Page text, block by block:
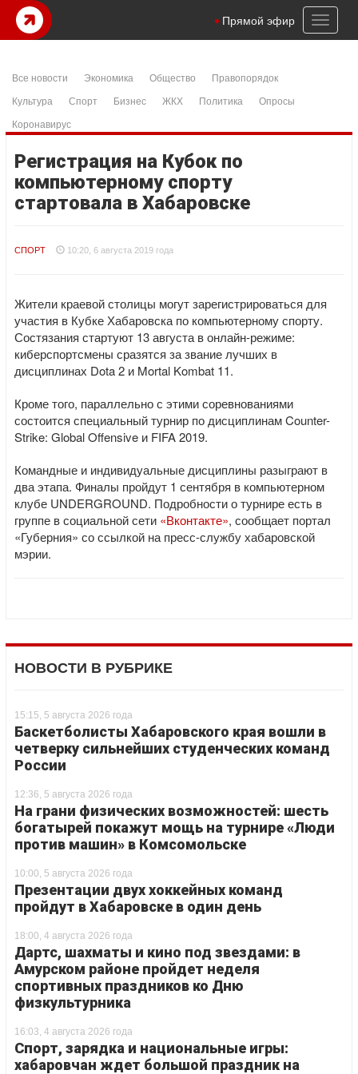
Toggle
Прямой эфир
Все новости Экономика Общество
Правопорядок
Культура
Спорт Бизнес ЖКХ Политика
Опросы
Коронавирус
Регистрация на Кубок по
компьютерному спорту
стартовала в Хабаровске
СПОРТ 10:20, 6 августа 2019 года
Жители краевой столицы могут зарегистрироваться для
участия в Кубке Хабаровска по компьютерному спорту.
Состязания стартуют 13 августа в онлайн-режиме:
киберспортсмены сразятся за звание лучших в
дисциплинах Dota 2 и Mortal Kombat 11.
Кроме того, параллельно с этими соревнованиями
состоится специальный турнир по дисциплинам Counter-
Strike: Global Offensive и FIFA 2019.
Командные и индивидуальные дисциплины разыграют в
два этапа. Финалы пройдут 1 сентября в компьютерном
клубе UNDERGROUND. Подробности о турнире есть в
группе в социальной сети «Вконтакте», сообщает портал
«Губерния» со ссылкой на пресс-службу хабаровской
мэрии.
НОВОСТИ В РУБРИКЕ
15:15, 5 августа 2026 года
Баскетболисты Хабаровского края вошли в
четверку сильнейших студенческих команд
России
12:36, 5 августа 2026 года
На грани физических возможностей: шесть
богатырей покажут мощь на турнире «Люди
против машин» в Комсомольске
10:00, 5 августа 2026 года
Презентации двух хоккейных команд
пройдут в Хабаровске в один день
18:00, 4 августа 2026 года
Дартс, шахматы и кино под звездами: в
Амурском районе пройдет неделя
спортивных праздников ко Дню
физкультурника
16:03, 4 августа 2026 года
Спорт, зарядка и национальные игры:
хабаровчан ждет большой праздник на